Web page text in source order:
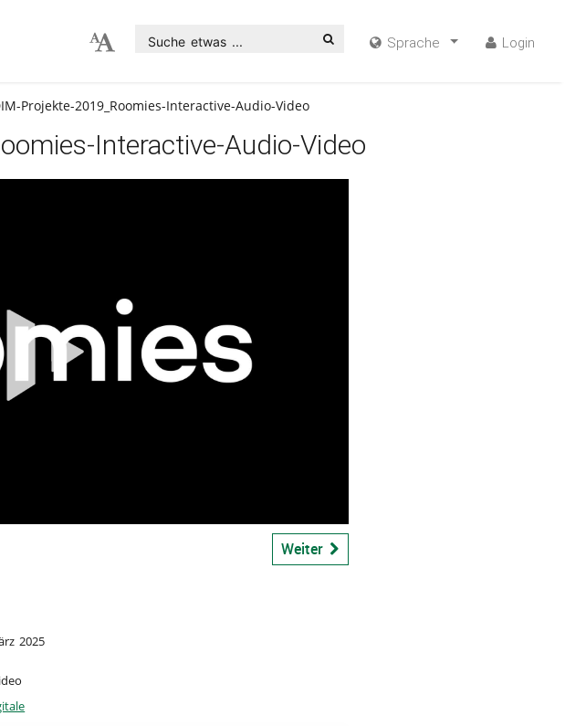
Suche etwas ... Sprache Login
Projekte-2019_Roomies-Interactive-Audio-Video
Interactive-Audio-Video
Video
Weiter
2025